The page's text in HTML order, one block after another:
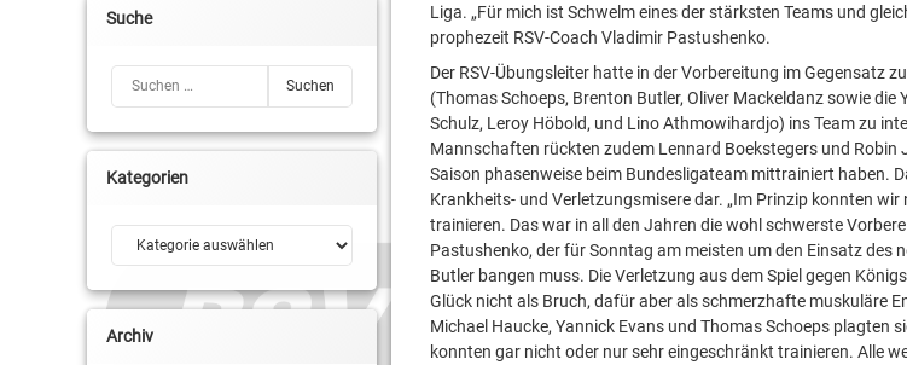
Liga. „Für mich ist Schwelm eines der stärksten Teams und
prophezeit RSV-Coach Vladimir Pastushenko.
Der RSV-Übungsleiter hatte in der Vorbereitung im Gegensatz
(Thomas Schoeps, Brenton Butler, Oliver Mackeldanz sowie die
Schulz, Leroy Höbold, und Lino Athmowihardjo) ins Team zu
Mannschaften rückten zudem Lennard Boekstegers und Robin
Saison phasenweise beim Bundesligateam mittrainiert haben.
Krankheits- und Verletzungsmisere dar. „Im Prinzip konnten
trainieren. Das war in all den Jahren die wohl schwerste
Pastushenko, der für Sonntag am meisten um den Einsatz des
Butler bangen muss. Die Verletzung aus dem Spiel gegen
Glück nicht als Bruch, dafür aber als schmerzhafte muskuläre
Michael Haucke, Yannick Evans und Thomas Schoeps plagten
konnten gar nicht oder nur sehr eingeschränkt trainieren. Alle
Suche
Kategorien
Kategorien
Archiv